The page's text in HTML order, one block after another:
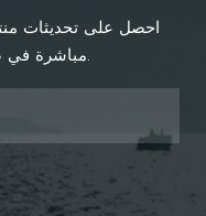
احصل على تحديثات